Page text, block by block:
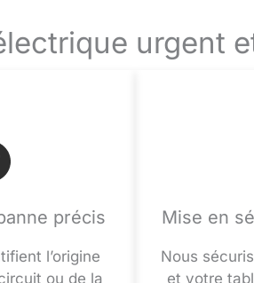
urgent
précis
l’origine
ou de la
Mise en
Nous
et votre